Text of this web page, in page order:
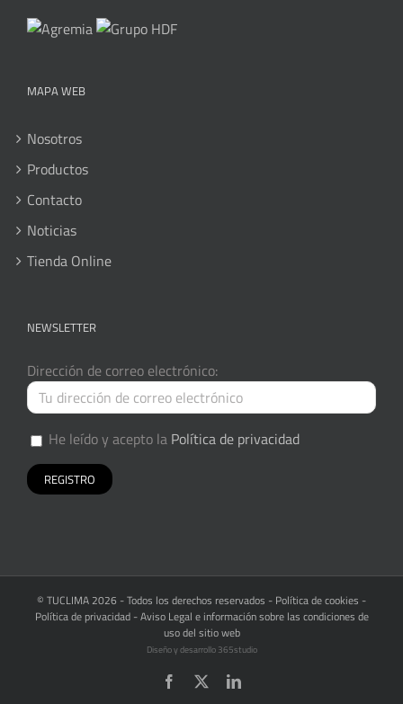
MAPA WEB
Nosotros
Productos
Contacto
Noticias
Tienda Online
NEWSLETTER
Dirección de correo electrónico:
He leído y acepto la Política de privacidad
© TUCLIMA 2026 - Todos los derechos reservados - Política de cookies -
Política de privacidad-Aviso Legal e información sobre las condiciones de
uso del sitio web
Diseño y desarrollo 365studio
Facebook LinkedIn